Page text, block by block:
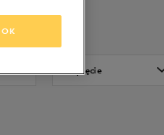
Zapięcie
OK